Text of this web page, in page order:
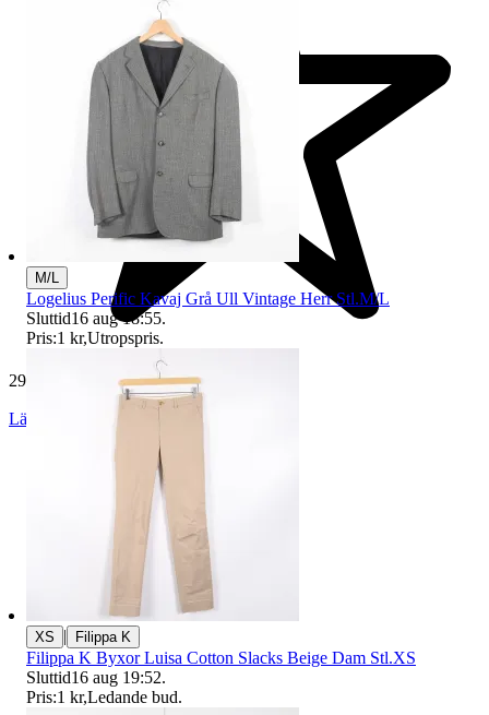
29 188 omdömen
Läs omdömen
M/L
Logelius Perific Kavaj Grå Ull Vintage Herr Stl.M/L
Sluttid16 aug 18:55.
Pris:1 kr,Utropspris.
XS | Filippa K
Filippa K Byxor Luisa Cotton Slacks Beige Dam Stl.XS
Sluttid16 aug 19:52.
Pris:1 kr,Ledande bud.